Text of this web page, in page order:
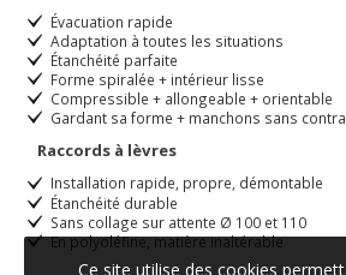
Évacuation rapide
Adaptation à toutes les situations
Étanchéité parfaite
Forme spiralée + intérieur lisse
Compressible + allongeable + orientable
Gardant sa forme + manchons sans
Raccords à lèvres
Installation rapide, propre, démontable
Étanchéité durable
Sans collage sur attente Ø 100 et 110
En polyoléfine, matière inaltérable
Ce site utilise des cookies